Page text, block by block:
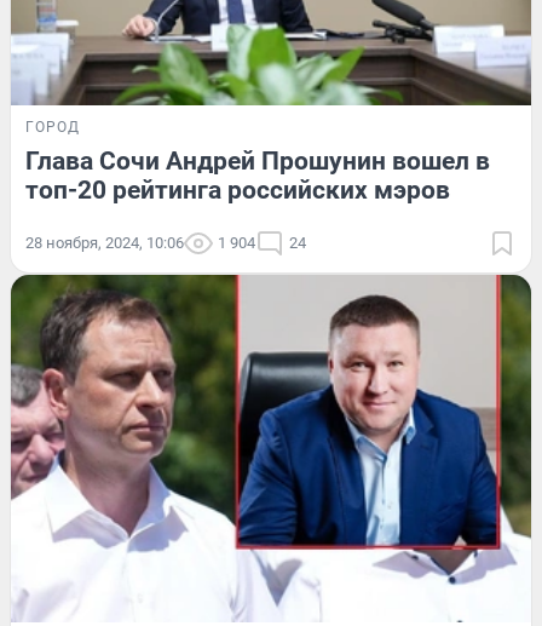
ГОРОД
Глава Сочи Андрей Прошунин вошел в
топ-20 рейтинга российских мэров
28 ноября, 2024, 10:06 1 904 24